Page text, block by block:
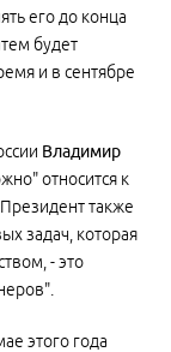
его до конца
будет
и в сентябре
Владимир
относится к
также
задач, которая
- это
этого года